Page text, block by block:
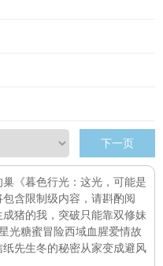
下一页
巢 《暮色行光：这光，可能是
含限制级内容，请斟酌阅
成猪的我，突破只能靠双修妹
光糖蜜冒险西域血腥爱情故
纸先生冬的秘密从家变成避风